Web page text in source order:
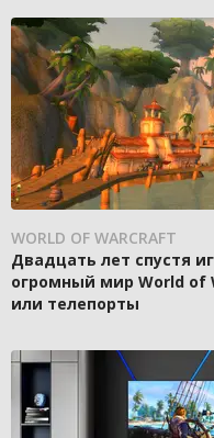
WORLD OF WARCRAFT
Двадцать лет спустя
огромный мир World
или телепорты